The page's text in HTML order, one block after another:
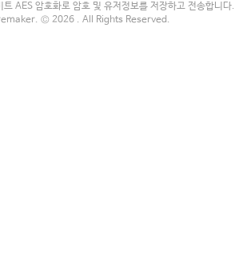
AES 암호화로 암호 및 유저정보를 저장하고 전송합니다.
© 2026 . All Rights Reserved.